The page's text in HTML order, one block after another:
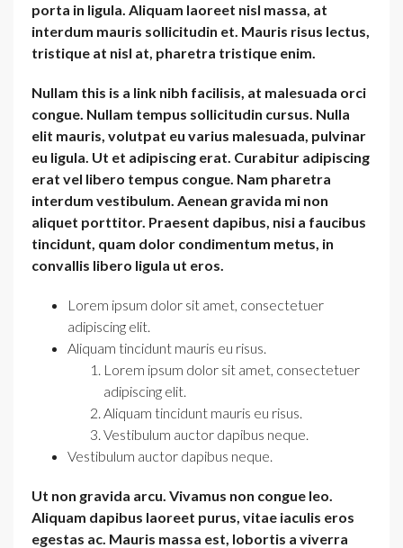
porta in ligula. Aliquam laoreet nisl massa, at
interdum mauris sollicitudin et. Mauris risus lectus,
tristique at nisl at, pharetra tristique enim.
Nullam this is a link nibh facilisis, at malesuada orci
congue. Nullam tempus sollicitudin cursus. Nulla
elit mauris, volutpat eu varius malesuada, pulvinar
eu ligula. Ut et adipiscing erat. Curabitur adipiscing
erat vel libero tempus congue. Nam pharetra
interdum vestibulum. Aenean gravida mi non
aliquet porttitor. Praesent dapibus, nisi a faucibus
tincidunt, quam dolor condimentum metus, in
convallis libero ligula ut eros.
Lorem ipsum dolor sit amet, consectetuer
adipiscing elit.
Aliquam tincidunt mauris eu risus.
Lorem ipsum dolor sit amet, consectetuer
adipiscing elit.
Aliquam tincidunt mauris eu risus.
Vestibulum auctor dapibus neque.
Vestibulum auctor dapibus neque.
Ut non gravida arcu. Vivamus non congue leo.
Aliquam dapibus laoreet purus, vitae iaculis eros
egestas ac. Mauris massa est, lobortis a viverra